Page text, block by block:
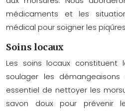
médicaments et les
médical pour soigner les
Soins locaux
Les soins locaux
soulager les
essentiel de nettoyer les
savon doux pour prévenir